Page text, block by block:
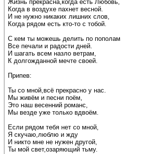
Жизнь прекрасна,когда есть Любовь,
Когда в воздухе пахнет весной.
И не нужно никаких лишних слов,
Когда рядом есть кто-то с тобой.
С кем ты можешь делить по пополам
Все печали и радости дней.
И шагать всем назло ветрам,
К долгожданной мечте своей.
Припев:
Ты со мной,всё прекрасно у нас.
Мы живём и песни поём,
Это наш весенний романс,
Мы везде уже только вдвоём.
Если рядом тебя нет со мной,
Я скучаю,люблю и жду
И никто мне не нужен другой,
Ты мой свет,озаряющий тьму.